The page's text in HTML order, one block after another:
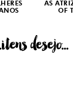
AS
OF
desejo...